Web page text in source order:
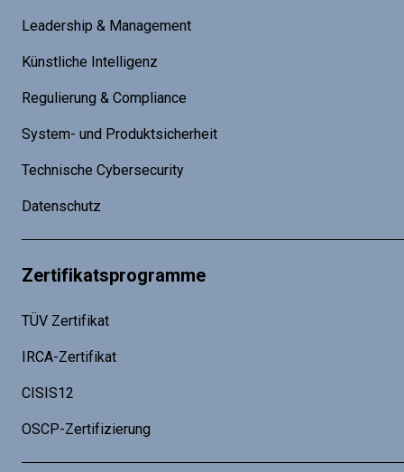
Leadership & Management
Künstliche Intelligenz
Regulierung & Compliance
System- und Produktsicherheit
Technische Cybersecurity
Datenschutz
Zertifikatsprogramme
TÜV Zertifikat
IRCA-Zertifikat
CISIS12
OSCP-Zertifizierung